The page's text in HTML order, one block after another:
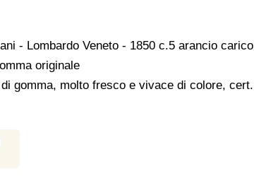
- Lombardo Veneto - 1850 c.5 arancio carico
originale
gomma, molto fresco e vivace di colore, cert.